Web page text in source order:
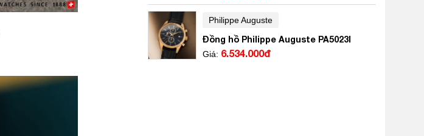
Philippe Auguste
Đồng hồ Philippe Auguste PA5023I
Giá: 6.534.000đ